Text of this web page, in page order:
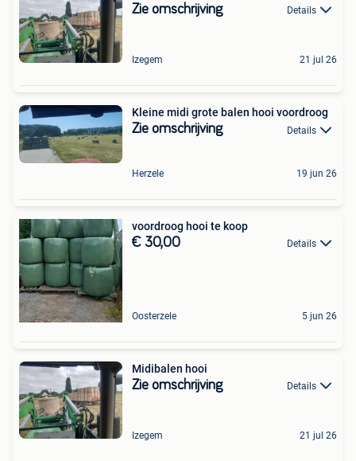
Zie omschrijving Details
Izegem 21 jul 26
Kleine midi grote balen hooi voordroog
Zie omschrijving Details
Herzele 19 jun 26
voordroog hooi te koop
€ 30,00 Details
Oosterzele 5 jun 26
Midibalen hooi
Zie omschrijving Details
Izegem 21 jul 26